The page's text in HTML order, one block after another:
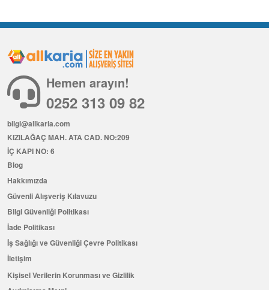
Hemen arayın!
0252 313 09 82
bilgi@allkaria.com
KIZILAĞAÇ MAH. ATA CAD. NO:209
İÇ KAPI NO: 6
Blog
Hakkımızda
Güvenli Alışveriş Kılavuzu
Bilgi Güvenliği Politikası
İade Politikası
İş Sağlığı ve Güvenliği Çevre Politikası
İletişim
Kişisel Verilerin Korunması ve Gizlilik